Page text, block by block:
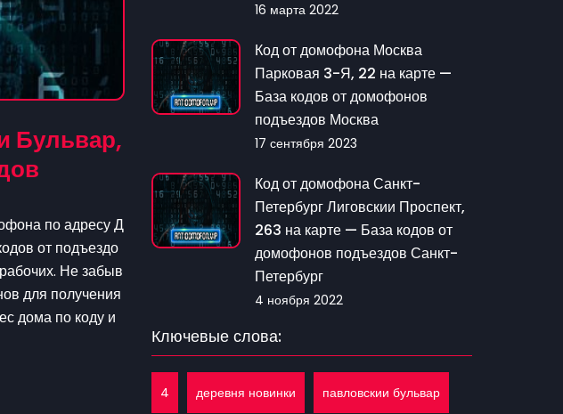
Бульвар,
по адресу Д
от подъездо
Не забыв
для получения
дома по коду и
16 марта 2022
Код от домофона Москва
Парковая 3-Я, 22 на карте —
База кодов от домофонов
подъездов Москва
17 сентября 2023
Код от домофона Санкт-
Петербург Лиговскии Проспект,
263 на карте — База кодов от
домофонов подъездов Санкт-
Петербург
4 ноября 2022
Ключевые слова:
4 деревня новинки павловскии бульвар